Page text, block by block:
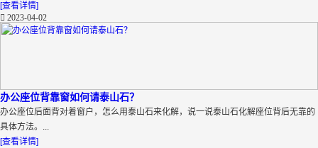
[查看详情]
2023-04-02
办公座位背靠窗如何请泰山石？
办公座位后面背对着窗户，怎么用泰山石来化解，说一说泰山石化解座位背后无靠的
具体方法。...
[查看详情]